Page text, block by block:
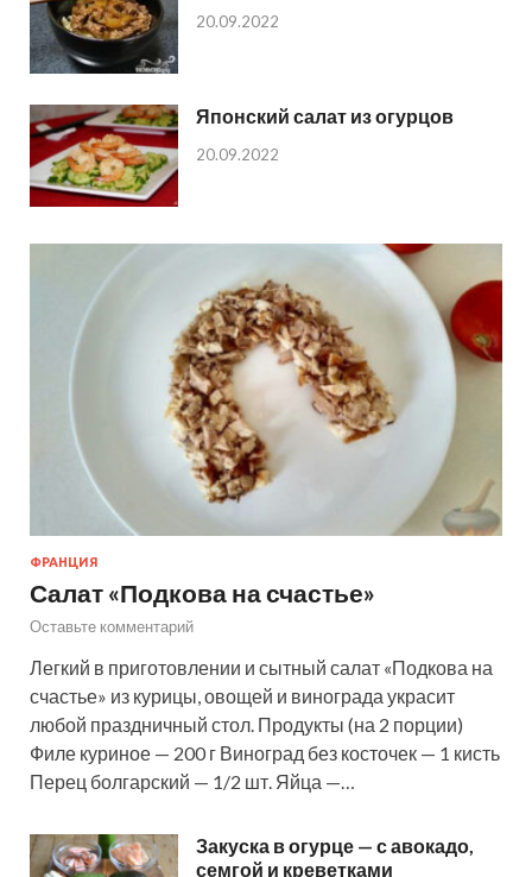
20.09.2022
Японский салат из огурцов
20.09.2022
ФРАНЦИЯ
Салат «Подкова на счастье»
Оставьте комментарий
Легкий в приготовлении и сытный салат «Подкова на
счастье» из курицы, овощей и винограда украсит
любой праздничный стол. Продукты (на 2 порции)
Филе куриное — 200 г Виноград без косточек — 1 кисть
Перец болгарский — 1/2 шт. Яйца —…
Закуска в огурце — с авокадо,
семгой и креветками